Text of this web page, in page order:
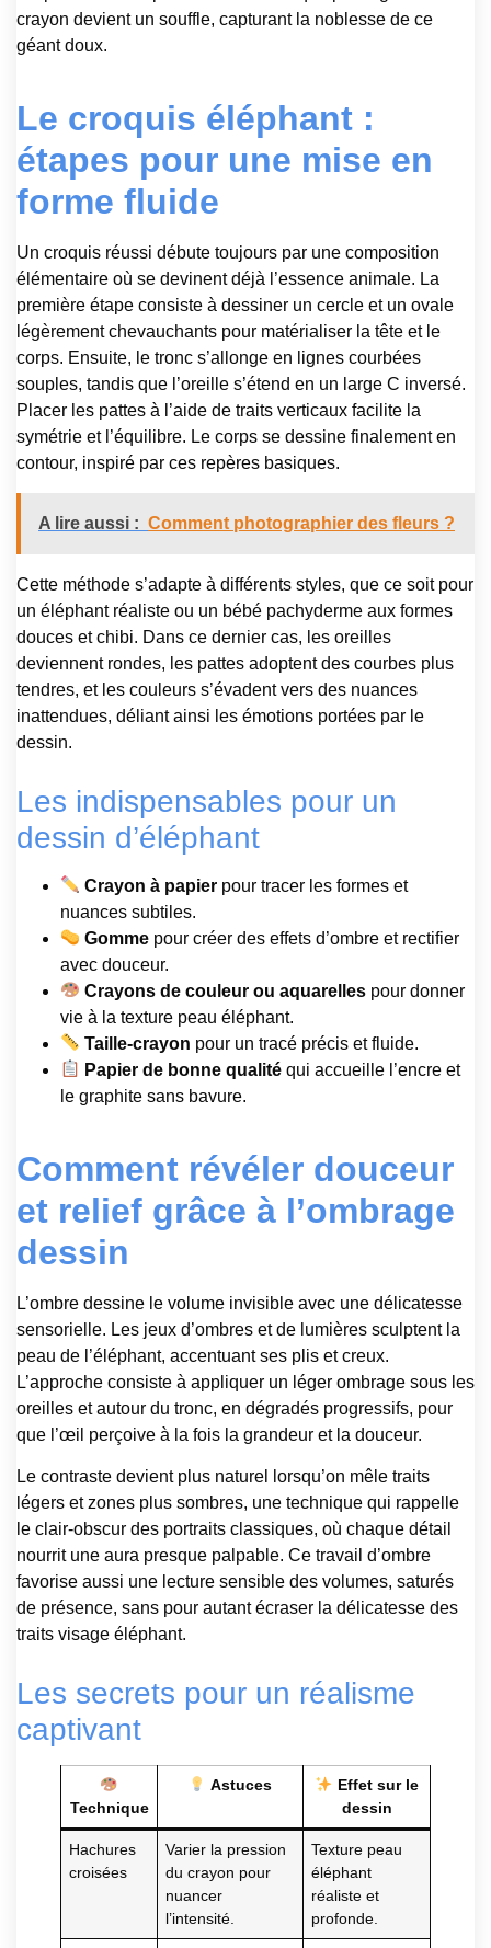
crayon devient un souffle, capturant la noblesse de ce
géant doux.
Le croquis éléphant :
étapes pour une mise en
forme fluide
Un croquis réussi débute toujours par une composition
élémentaire où se devinent déjà l’essence animale. La
première étape consiste à dessiner un cercle et un ovale
légèrement chevauchants pour matérialiser la tête et le
corps. Ensuite, le tronc s’allonge en lignes courbées
souples, tandis que l’oreille s’étend en un large C inversé.
Placer les pattes à l’aide de traits verticaux facilite la
symétrie et l’équilibre. Le corps se dessine finalement en
contour, inspiré par ces repères basiques.
A lire aussi : Comment photographier des fleurs ?
Cette méthode s’adapte à différents styles, que ce soit pour
un éléphant réaliste ou un bébé pachyderme aux formes
douces et chibi. Dans ce dernier cas, les oreilles
deviennent rondes, les pattes adoptent des courbes plus
tendres, et les couleurs s’évadent vers des nuances
inattendues, déliant ainsi les émotions portées par le
dessin.
Les indispensables pour un
dessin d’éléphant
Crayon à papier pour tracer les formes et
nuances subtiles.
Gomme pour créer des effets d’ombre et rectifier
avec douceur.
Crayons de couleur ou aquarelles pour donner
vie à la texture peau éléphant.
Taille-crayon pour un tracé précis et fluide.
Papier de bonne qualité qui accueille l’encre et
le graphite sans bavure.
Comment révéler douceur
et relief grâce à l’ombrage
dessin
L’ombre dessine le volume invisible avec une délicatesse
sensorielle. Les jeux d’ombres et de lumières sculptent la
peau de l’éléphant, accentuant ses plis et creux.
L’approche consiste à appliquer un léger ombrage sous les
oreilles et autour du tronc, en dégradés progressifs, pour
que l’œil perçoive à la fois la grandeur et la douceur.
Le contraste devient plus naturel lorsqu’on mêle traits
légers et zones plus sombres, une technique qui rappelle
le clair-obscur des portraits classiques, où chaque détail
nourrit une aura presque palpable. Ce travail d’ombre
favorise aussi une lecture sensible des volumes, saturés
de présence, sans pour autant écraser la délicatesse des
traits visage éléphant.
Les secrets pour un réalisme
captivant
Technique
Astuces
Effet sur le
dessin
Hachures
croisées
Varier la pression
du crayon pour
nuancer
l’intensité.
Texture peau
éléphant
réaliste et
profonde.